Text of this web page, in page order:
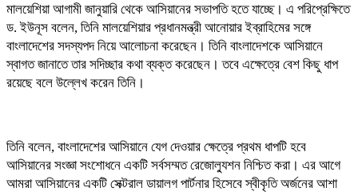
মালয়েশিয়া আগামী জানুয়ারি থেকে আসিয়ানের সভাপতি হতে যাচ্ছে। এ পরিপ্রেক্ষিতে
ড. ইউনূস বলেন, তিনি মালয়েশিয়ার প্রধানমন্ত্রী আনোয়ার ইব্রাহিমের সঙ্গে
বাংলাদেশের সদস্যপদ নিয়ে আলোচনা করেছেন। তিনি বাংলাদেশকে আসিয়ানে
স্বাগত জানাতে তার সদিচ্ছার কথা ব্যক্ত করেছেন। তবে এক্ষেত্রে বেশ কিছু ধাপ
রয়েছে বলে উল্লেখ করেন তিনি।
তিনি বলেন, বাংলাদেশের আসিয়ানে যেগ দেওয়ার ক্ষেত্রে প্রথম ধাপটি হবে
আসিয়ানের সংজ্ঞা সংশোধনে একটি সর্বসম্মত রেজোল্যুশন নিশ্চিত করা। এর আগে
আমরা আসিয়ানের একটি সেক্টরাল ডায়ালগ পার্টনার হিসেবে স্বীকৃতি অর্জনের আশা